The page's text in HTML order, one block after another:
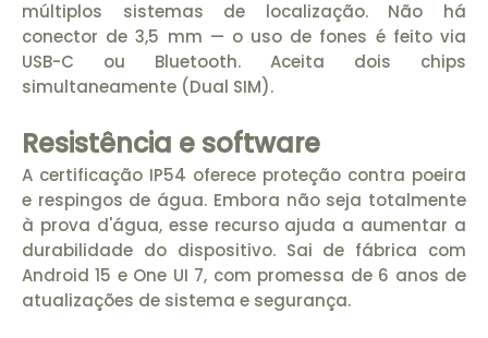
múltiplos sistemas de localização. Não há
conector de 3,5 mm — o uso de fones é feito via
USB-C ou Bluetooth. Aceita dois chips
simultaneamente (Dual SIM).
Resistência e software
A certificação IP54 oferece proteção contra poeira
e respingos de água. Embora não seja totalmente
à prova d'água, esse recurso ajuda a aumentar a
durabilidade do dispositivo. Sai de fábrica com
Android 15 e One UI 7, com promessa de 6 anos de
atualizações de sistema e segurança.